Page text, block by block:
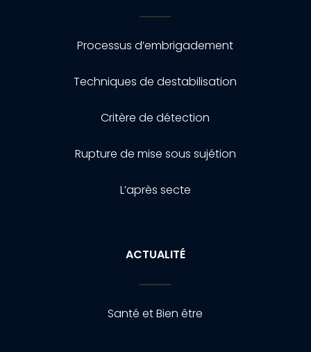
Processus d’embrigadement
Techniques de destabilisation
Critère de détection
Rupture de mise sous sujétion
L’après secte
ACTUALITÉ
Santé et Bien être